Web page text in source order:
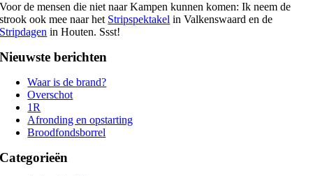
Voor de mensen die niet naar Kampen kunnen komen: Ik neem de
strook ook mee naar het Stripspektakel in Valkenswaard en de
Stripdagen in Houten. Ssst!
Nieuwste berichten
Waar is de brand?
Overschot
1R
Afronding en opstarting
Broodfondsborrel
Categorieën